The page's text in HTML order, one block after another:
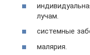
лучам.
системные
малярия.